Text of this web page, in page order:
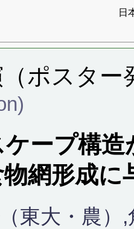
日
ポスター
ープ構
網形成に
東大・農）